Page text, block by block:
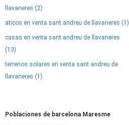
llavaneres (2)
aticos en venta sant andreu de llavaneres (1)
casas en venta sant andreu de llavaneres
(13)
terrenos solares en venta sant andreu de
llavaneres (1)
Poblaciones de barcelona Maresme